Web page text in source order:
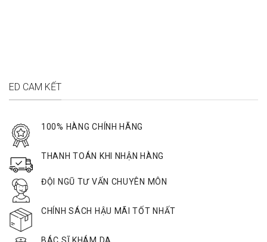
ED CAM KẾT
100% HÀNG CHÍNH HÃNG
THANH TOÁN KHI NHẬN HÀNG
ĐỘI NGŨ TƯ VẤN CHUYÊN MÔN
CHÍNH SÁCH HẬU MÃI TỐT NHẤT
BÁC SĨ KHÁM DA